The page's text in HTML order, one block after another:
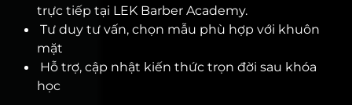
trực tiếp tại LEK Barber Academy.
Tư duy tư vấn, chọn mẫu phù hợp với khuôn
mặt
Hỗ trợ, cập nhật kiến thức trọn đời sau khóa
học